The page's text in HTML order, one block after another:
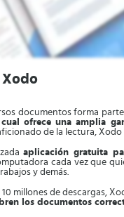
Xodo
documentos forma
ofrece una amplia
de la lectura, Xodo
aplicación gratuita
cada vez que
y demás.
millones de descargas,
los documentos